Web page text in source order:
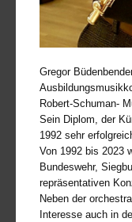
Gregor
Robert-Schuman-
Sein Diplom, der
1992 sehr
Von 1992 bis 2023
Bundeswehr,
repräsentativen
Neben der
Interesse auch in